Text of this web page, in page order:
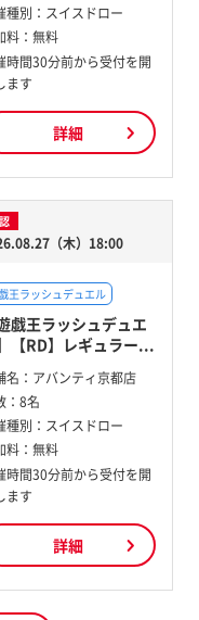
種別： スイスドロー
料： 無料
時間30分前から受付を開
ます
詳細
（木）18:00
王ラッシュデュエル
遊戯王ラッシュデュエ
【RD】レギュラー...
名： アバンティ京都店
： 8名
種別： スイスドロー
料： 無料
時間30分前から受付を開
ます
詳細